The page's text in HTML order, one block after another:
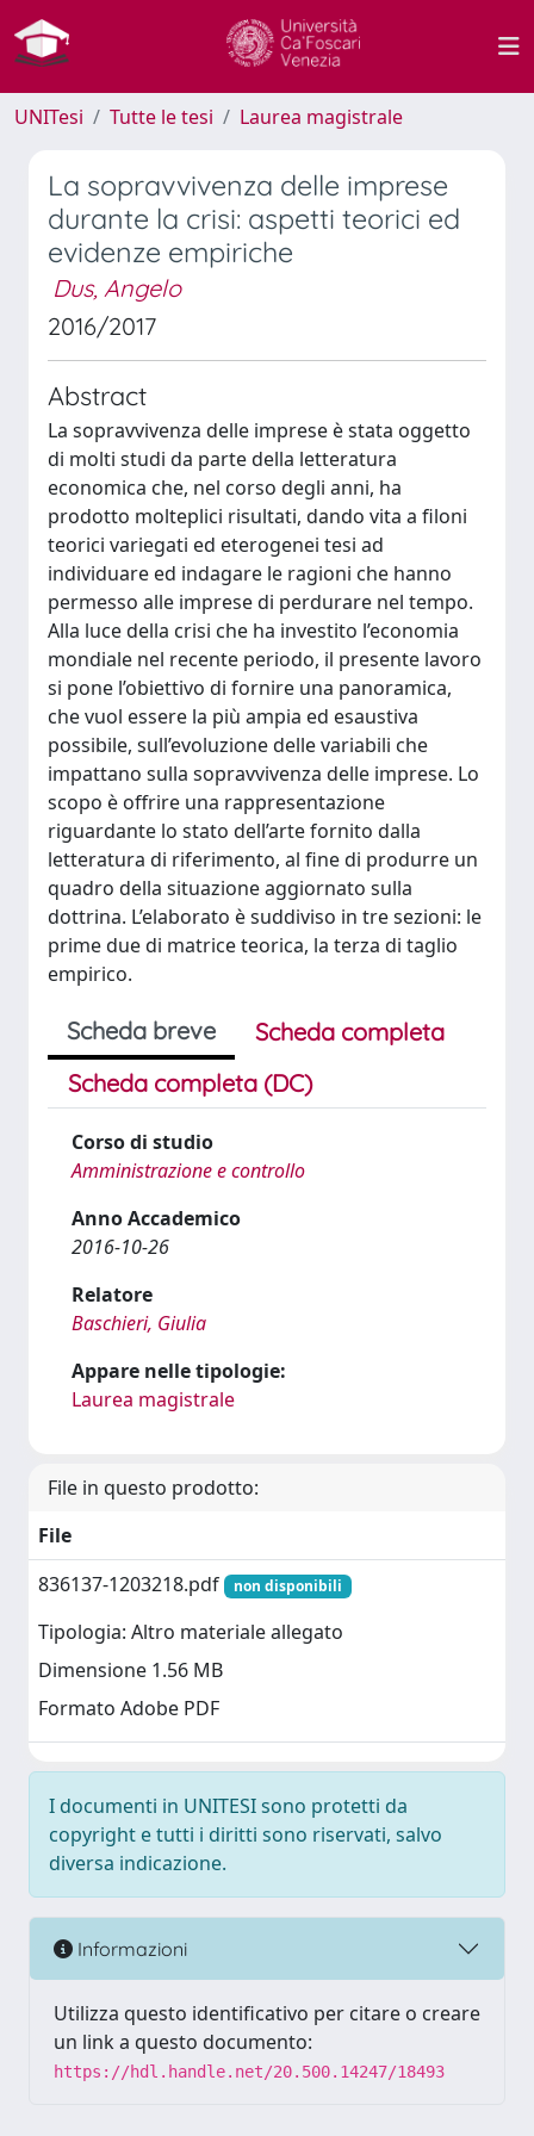
UNITesi Tutte le tesi Laurea magistrale
La sopravvivenza delle imprese
durante la crisi: aspetti teorici ed
evidenze empiriche
Dus, Angelo
2016/2017
Abstract
La sopravvivenza delle imprese è stata oggetto
di molti studi da parte della letteratura
economica che, nel corso degli anni, ha
prodotto molteplici risultati, dando vita a filoni
teorici variegati ed eterogenei tesi ad
individuare ed indagare le ragioni che hanno
permesso alle imprese di perdurare nel tempo.
Alla luce della crisi che ha investito l’economia
mondiale nel recente periodo, il presente lavoro
si pone l’obiettivo di fornire una panoramica,
che vuol essere la più ampia ed esaustiva
possibile, sull’evoluzione delle variabili che
impattano sulla sopravvivenza delle imprese. Lo
scopo è offrire una rappresentazione
riguardante lo stato dell’arte fornito dalla
letteratura di riferimento, al fine di produrre un
quadro della situazione aggiornato sulla
dottrina. L’elaborato è suddiviso in tre sezioni: le
prime due di matrice teorica, la terza di taglio
empirico.
Scheda breve
Scheda completa
Scheda completa (DC)
Corso di studio
Amministrazione e controllo
Anno Accademico
2016-10-26
Relatore
Baschieri, Giulia
Appare nelle tipologie:
Laurea magistrale
File in questo prodotto:
File
836137-1203218.pdf
non disponibili
Tipologia: Altro materiale allegato
Dimensione 1.56 MB
Formato Adobe PDF
I documenti in UNITESI sono protetti da
copyright e tutti i diritti sono riservati, salvo
diversa indicazione.
Informazioni
Utilizza questo identificativo per citare o creare
un link a questo documento:
https://hdl.handle.net/20.500.14247/18493